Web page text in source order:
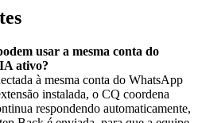
usar a mesma conta do
ativo?
à mesma conta do WhatsApp
instalada, o CQ coordena
respondendo automaticamente,